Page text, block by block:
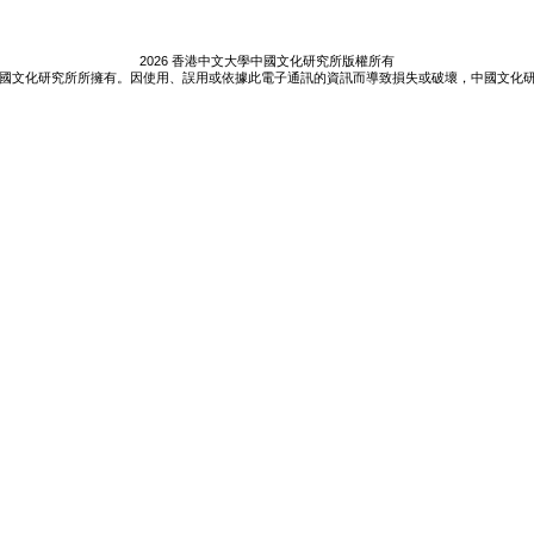
2026 香港中文大學中國文化研究所版權所有
文化研究所所擁有。因使用、誤用或依據此電子通訊的資訊而導致損失或破壞，中國文化研